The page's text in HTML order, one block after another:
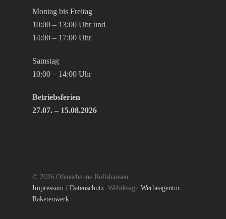
Montag bis Freitag
10:00 – 13:00 Uhr und
14:00 – 17:00 Uhr
Samstag
10:00 – 14:00 Uhr
Betriebsferien
27.07. – 15.08.2026
© 2026 Ofenscheune Rollshausen.
Impressum / Datenschutz. Webdesign Werbeagentur
Raketenwerk.